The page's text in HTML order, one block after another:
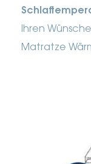
Ihren
Matratze